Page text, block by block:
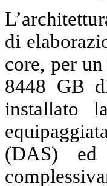
di
core, per
8448 GB
installato
(DAS)